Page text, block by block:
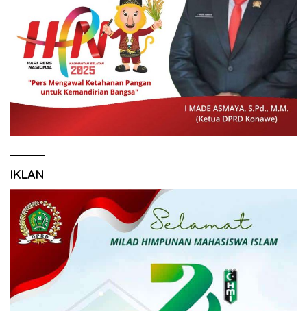
IKLAN